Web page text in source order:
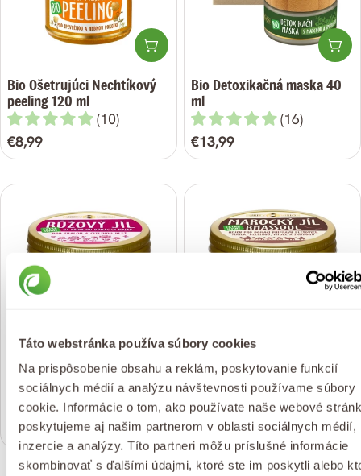
Táto webstránka používa súbory cookies
Na prispôsobenie obsahu a reklám, poskytovanie funkcií
sociálnych médií a analýzu návštevnosti používame súbory
cookie. Informácie o tom, ako používate naše webové
poskytujeme aj našim partnerom v oblasti sociálnych médií,
inzercie a analýzy. Títo partneri môžu príslušné informácie
skombinovať s ďalšími údajmi, ktoré ste im poskytli alebo
Pridať do košíka
Bio Ošetrujúci Nechtíkový
peeling 120 ml
(10)
Bežná
cena
€8,99
Bio Detoxikačná maska 40
ml
(16)
Bežná
cena
€13,99
Pridať do košíka
Ružový íl 175 g
(1)
Bežná
cena
€8,99
Marocký íl – Rhassoul 200
g
(8)
Bežná
cena
€8,99